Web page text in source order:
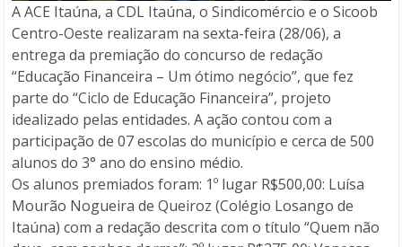
A ACE Itaúna, a CDL Itaúna, o Sindicomércio e o Sicoob
Centro-Oeste realizaram na sexta-feira (28/06), a
entrega da premiação do concurso de redação
“Educação Financeira – Um ótimo negócio”, que fez
parte do “Ciclo de Educação Financeira”, projeto
idealizado pelas entidades. A ação contou com a
participação de 07 escolas do município e cerca de 500
alunos do 3° ano do ensino médio.
Os alunos premiados foram: 1º lugar R$500,00: Luísa
Mourão Nogueira de Queiroz (Colégio Losango de
Itaúna) com a redação descrita com o título “Quem não